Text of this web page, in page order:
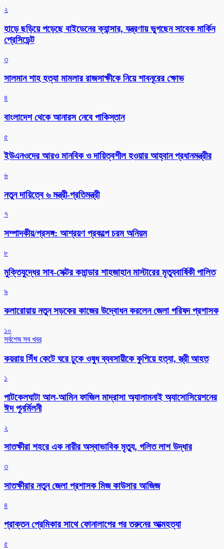
২
হাড়ে ছড়িয়ে পড়েছে বাইডেনের ক্যান্সার, যন্ত্রণায় ভুগছেন সাবেক মার্কিন
প্রেসিডেন্ট
৩
সালমান শাহ হত্যা মামলার রাজসাক্ষীকে নিয়ে শাবনূরের ক্ষোভ
৪
বাংলাদেশ থেকে আনারস নেবে পাকিস্তান
৫
ইউএনওদের আরও মানবিক ও দায়িত্বশীল হওয়ার আহ্বান প্রধানমন্ত্রীর
৬
নতুন দায়িত্বে ৬ মন্ত্রী-প্রতিমন্ত্রী
৭
সম্পাদকীয়/প্রসঙ্গ: আশ্রয়ণ প্রকল্পে চরম অনিয়ম
৮
মুক্তিযুদ্ধের সাব-সেক্টর কমান্ডার শাহজাহান মাস্টারের মৃত্যুবার্ষিকী পালিত
৯
কলারোয়ায় নতুন সড়কের কাজের উদ্বোধন করলেন জেলা পরিষদ প্রশাসক
১০
সর্বশেষ সব খবর
কয়রায় সিঁধ কেটে ঘরে ঢুকে ওষুধ ব্যবসায়ীকে কুপিয়ে হত্যা, স্ত্রী আহত
১
পাটকেলঘাটা আল-আমিন ফাজিল মাদ্রাসা অ্যালামনাই অ্যাসোসিয়েশনের
ঈদ পুনর্মিলনী
২
সাতক্ষীরা শহরে এক নারীর অস্বাভাবিক মৃত্যু, গলিত লাশ উদ্ধার
৩
সাতক্ষীরার নতুন জেলা প্রশাসক মিজ কাউসার আজিজ
৪
প্রাক্তন প্রেমিকার সাথে ফোনালাপের পর তরুনের আত্মহত্যা
৫